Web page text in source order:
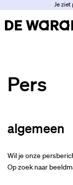
Je ziet
Pers
algemeen
Wil je onze
Op zoek naar